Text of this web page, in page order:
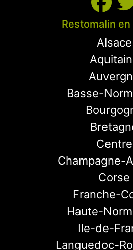
Restomalin en
Alsace
Basse-
Centre
Champagne-
Corse
Franche-
Haute-
Ile-de-
Languedoc-